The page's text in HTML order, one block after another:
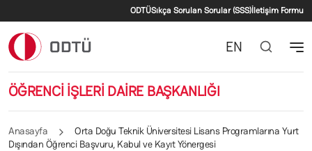
İkincil menü
ODTÜSıkça Sorulan Sorular (SSS)İletişim Formu
ÖĞRENCİ İŞLERİ DAİRE BAŞKANLIĞI
EN
Anasayfa
Orta Doğu Teknik Üniversitesi Lisans Programlarına Yurt
Dışından Öğrenci Başvuru, Kabul ve Kayıt Yönergesi